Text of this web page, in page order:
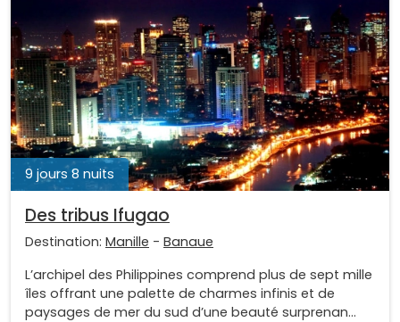
9 jours 8 nuits
Des tribus Ifugao
Destination: Manille - Banaue
L’archipel des Philippines comprend plus de sept mille
îles offrant une palette de charmes infinis et de
paysages de mer du sud d’une beauté surprenan...